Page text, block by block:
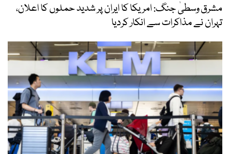
مشرق وسطیٰ جنگ: امریکا کا ایران پر شدید حملوں کا اعلان،
تہران نے مذاکرات سے انکار کردیا